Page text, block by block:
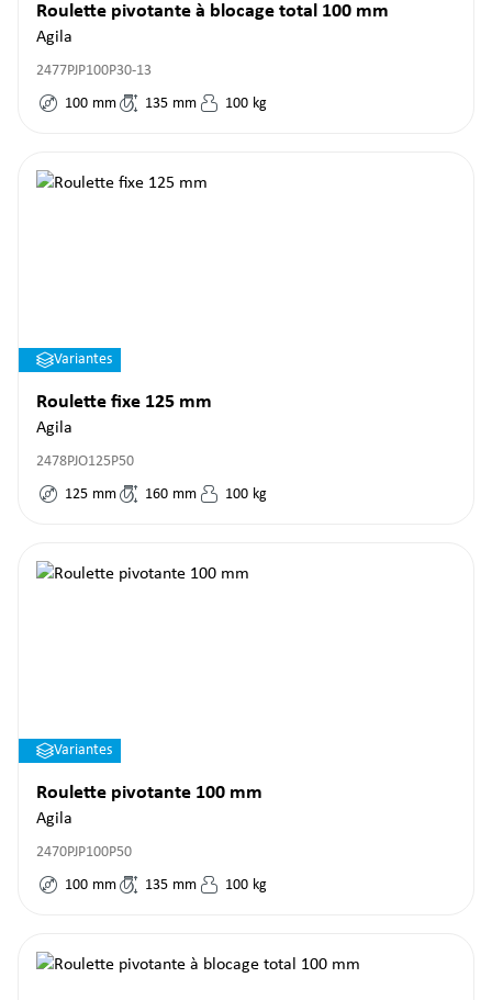
Roulette pivotante à blocage total 100 mm
Agila
2477PJP100P30-13
100 mm 135 mm 100 kg
Variantes
Roulette fixe 125 mm
Agila
2478PJO125P50
125 mm 160 mm 100 kg
Variantes
Roulette pivotante 100 mm
Agila
2470PJP100P50
100 mm 135 mm 100 kg